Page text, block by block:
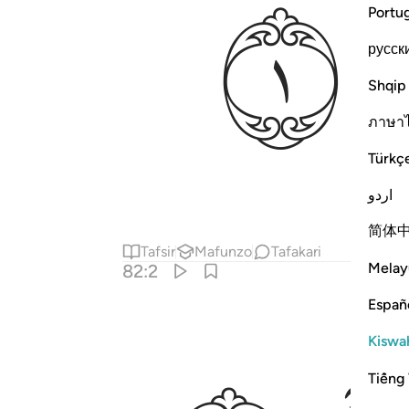
Shqip
ภาษา
اردو
简体
Tiếng
ﱄ
Tafsir Mafunzo Tafakari
82:2